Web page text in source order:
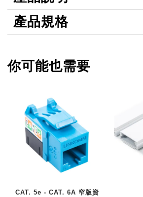
產品規格
你可能也需要
CAT. 5e - CAT. 6A 窄版資